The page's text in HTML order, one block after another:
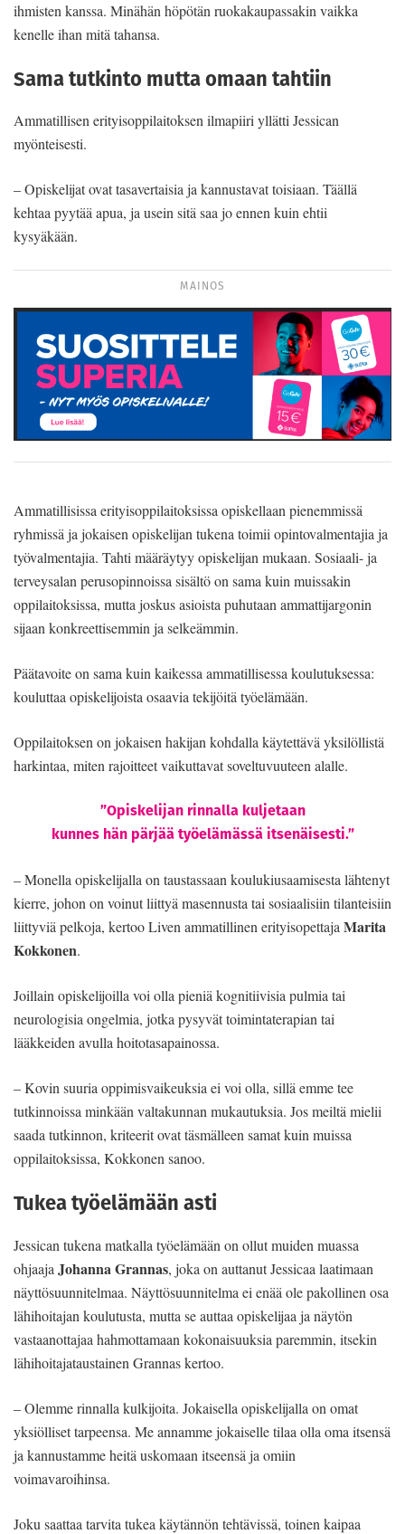
ihmisten kanssa. Minähän höpötän ruokakaupassakin vaikka
kenelle ihan mitä tahansa.
Sama tutkinto mutta omaan tahtiin
Ammatillisen erityisoppilaitoksen ilmapiiri yllätti Jessican
myönteisesti.
– Opiskelijat ovat tasavertaisia ja kannustavat toisiaan. Täällä
kehtaa pyytää apua, ja usein sitä saa jo ennen kuin ehtii
kysyäkään.
MAINOS
Ammatillisissa erityisoppilaitoksissa opiskellaan pienemmissä
ryhmissä ja jokaisen opiskelijan tukena toimii opintovalmentajia ja
työvalmentajia. Tahti määräytyy opiskelijan mukaan. Sosiaali- ja
terveysalan perusopinnoissa sisältö on sama kuin muissakin
oppilaitoksissa, mutta joskus asioista puhutaan ammattijargonin
sijaan konkreettisemmin ja selkeämmin.
Päätavoite on sama kuin kaikessa ammatillisessa koulutuksessa:
kouluttaa opiskelijoista osaavia tekijöitä työelämään.
Oppilaitoksen on jokaisen hakijan kohdalla käytettävä yksilöllistä
harkintaa, miten rajoitteet vaikuttavat soveltuvuuteen alalle.
”Opiskelijan rinnalla kuljetaan
kunnes hän pärjää työelämässä itsenäisesti.”
– Monella opiskelijalla on taustassaan koulukiusaamisesta lähtenyt
kierre, johon on voinut liittyä masennusta tai sosiaalisiin tilanteisiin
liittyviä pelkoja, kertoo Liven ammatillinen erityisopettajaMarita
Kokkonen.
Joillain opiskelijoilla voi olla pieniä kognitiivisia pulmia tai
neurologisia ongelmia, jotka pysyvät toimintaterapian tai
lääkkeiden avulla hoitotasapainossa.
– Kovin suuria oppimisvaikeuksia ei voi olla, sillä emme tee
tutkinnoissa minkään valtakunnan mukautuksia. Jos meiltä mielii
saada tutkinnon, kriteerit ovat täsmälleen samat kuin muissa
oppilaitoksissa, Kokkonen sanoo.
Tukea työelämään asti
Jessican tukena matkalla työelämään on ollut muiden muassa
ohjaaja Johanna Grannas, joka on auttanut Jessicaa laatimaan
näyttösuunnitelmaa. Näyttösuunnitelma ei enää ole pakollinen osa
lähihoitajan koulutusta, mutta se auttaa opiskelijaa ja näytön
vastaanottajaa hahmottamaan kokonaisuuksia paremmin, itsekin
lähihoitajataustainen Grannas kertoo.
– Olemme rinnalla kulkijoita. Jokaisella opiskelijalla on omat
yksiölliset tarpeensa. Me annamme jokaiselle tilaa olla oma itsensä
ja kannustamme heitä uskomaan itseensä ja omiin
voimavaroihinsa.
Joku saattaa tarvita tukea käytännön tehtävissä, toinen kaipaa